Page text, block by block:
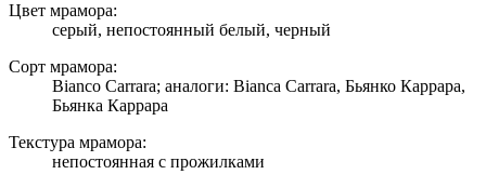
Цвет мрамора:
серый, непостоянный белый, черный
Сорт мрамора:
Bianco Carrara; аналоги: Bianca Carrara, Бьянко Каррара,
Бьянка Каррара
Текстура мрамора:
непостоянная с прожилками